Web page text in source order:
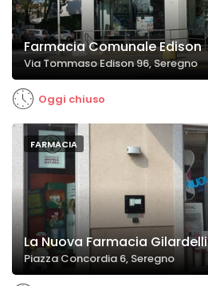
Farmacia Comunale Edison
Via Tommaso Edison 96, Seregno
Oggi chiuso
FARMACIA
La Nuova Farmacia Gilardelli
Piazza Concordia 6, Seregno